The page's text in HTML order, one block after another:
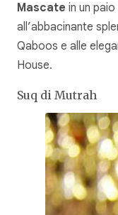
Mascate in un
all’abbacinante
Qaboos e alle
House.
Suq di Mutrah